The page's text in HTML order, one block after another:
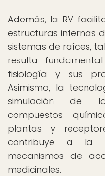
Además, la RV
estructuras internas
sistemas de raíces,
resulta
fisiología y sus
Asimismo, la
simulación de
compuestos
plantas y
contribuye a la
mecanismos de
medicinales.